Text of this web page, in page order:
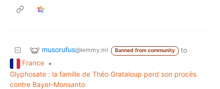
musorufus@lemmy.ml Banned from community
to
France •
Glyphosate : la famille de Théo Grataloup perd son procès
contre Bayer-Monsanto